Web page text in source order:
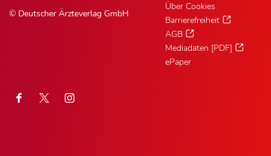
© Deutscher Ärzteverlag GmbH
Über Cookies
Barrierefreiheit
AGB
Mediadaten [PDF]
ePaper